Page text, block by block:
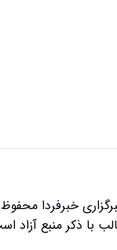
خبرفردامحفوظ
با ذکر منبع آزاد